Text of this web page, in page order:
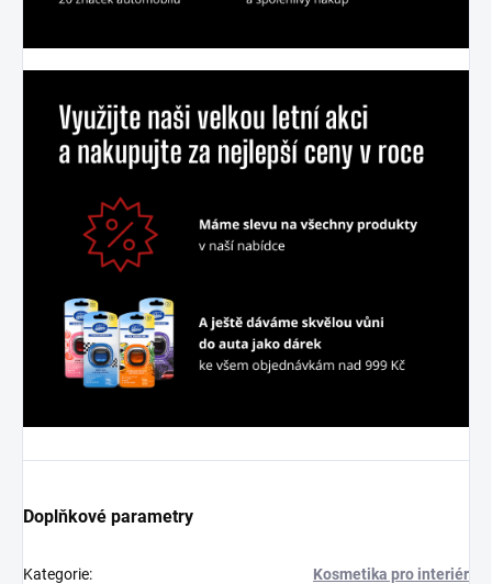
Doplňkové parametry
Kategorie: Kosmetika pro interiér